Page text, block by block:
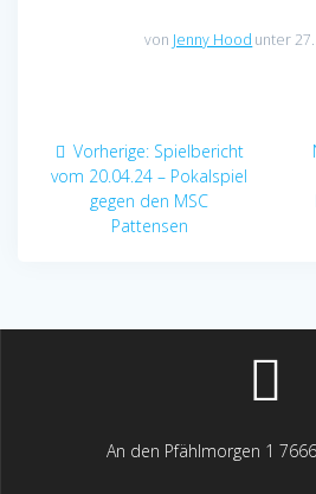
von Jenny Hood unter
Vorherige: Vorheriger
Beitrag:
Spielbericht
vom 20.04.24 – Pokalspiel
gegen den MSC
Pattensen
An den Pfählmorgen 1